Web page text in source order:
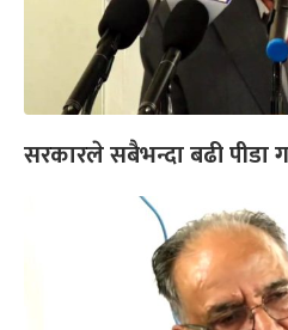
सरकारले सबैभन्दा बढी पीडा